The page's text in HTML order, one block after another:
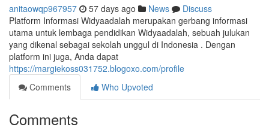
anitaowqp967957 57 days ago News
Discuss
Platform Informasi Widyaadalah merupakan gerbang informasi
utama untuk lembaga pendidikan Widyaadalah, sebuah julukan
yang dikenal sebagai sekolah unggul di Indonesia . Dengan
platform ini juga, Anda dapat
https://margiekoss031752.blogoxo.com/profile
Comments
Who Upvoted
Comments